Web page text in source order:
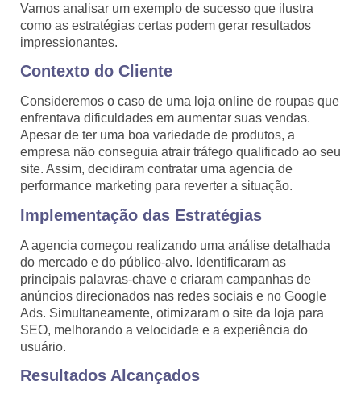
Vamos analisar um exemplo de sucesso que ilustra
como as estratégias certas podem gerar resultados
impressionantes.
Contexto do Cliente
Consideremos o caso de uma loja online de roupas que
enfrentava dificuldades em aumentar suas vendas.
Apesar de ter uma boa variedade de produtos, a
empresa não conseguia atrair tráfego qualificado ao seu
site. Assim, decidiram contratar uma agencia de
performance marketing para reverter a situação.
Implementação das Estratégias
A agencia começou realizando uma análise detalhada
do mercado e do público-alvo. Identificaram as
principais palavras-chave e criaram campanhas de
anúncios direcionados nas redes sociais e no Google
Ads. Simultaneamente, otimizaram o site da loja para
SEO, melhorando a velocidade e a experiência do
usuário.
Resultados Alcançados